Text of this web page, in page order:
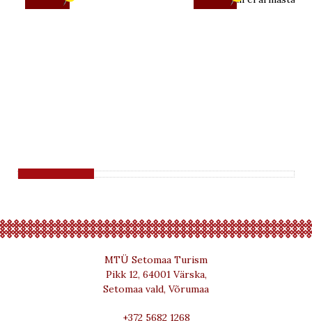
MTÜ Setomaa Turism
Pikk 12, 64001 Värska,
Setomaa vald, Võrumaa
+372 5682 1268